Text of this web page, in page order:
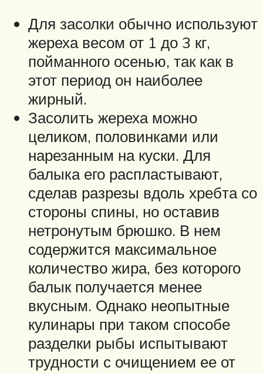
Для засолки обычно используют
жереха весом от 1 до 3 кг,
пойманного осенью, так как в
этот период он наиболее
жирный.
Засолить жереха можно
целиком, половинками или
нарезанным на куски. Для
балыка его распластывают,
сделав разрезы вдоль хребта со
стороны спины, но оставив
нетронутым брюшко. В нем
содержится максимальное
количество жира, без которого
балык получается менее
вкусным. Однако неопытные
кулинары при таком способе
разделки рыбы испытывают
трудности с очищением ее от